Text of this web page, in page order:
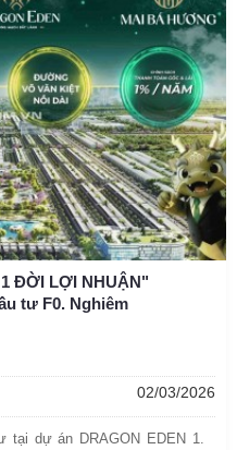
ĐỜI LỢI NHUẬN"
tư F0. Nghiêm
02/03/2026
tại dự án DRAGON EDEN 1.